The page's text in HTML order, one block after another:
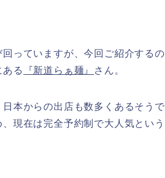
っていますが、今回ご紹介するの
る
『新道らぁ麺』 さん。
本からの出店も数多くあるそうで
現在は完全予約制で大人気という